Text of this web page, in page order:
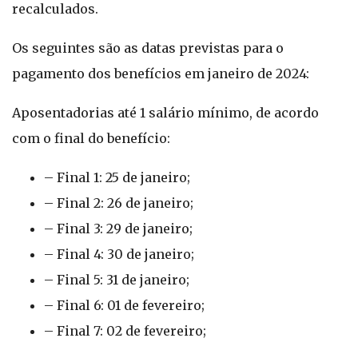
recalculados.
Os seguintes são as datas previstas para o
pagamento dos benefícios em janeiro de 2024:
Aposentadorias até 1 salário mínimo, de acordo
com o final do benefício:
– Final 1: 25 de janeiro;
– Final 2: 26 de janeiro;
– Final 3: 29 de janeiro;
– Final 4: 30 de janeiro;
– Final 5: 31 de janeiro;
– Final 6: 01 de fevereiro;
– Final 7: 02 de fevereiro;